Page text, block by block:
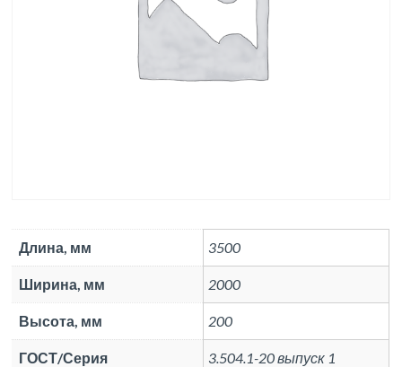
Длина, мм 3500
Ширина, мм 2000
Высота, мм 200
ГОСТ/Серия 3.504.1-20 выпуск 1